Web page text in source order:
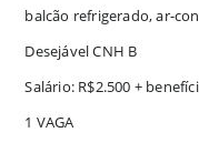
balcão refrigerado, ar-
Desejável CNH B
Salário: R$2.500 +
1 VAGA